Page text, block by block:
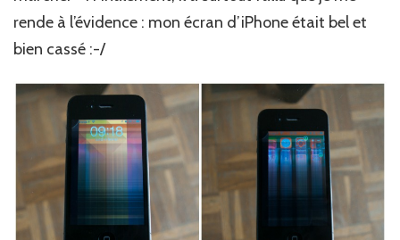
rende à l’évidence : mon écran d’iPhone était bel et
bien cassé :-/